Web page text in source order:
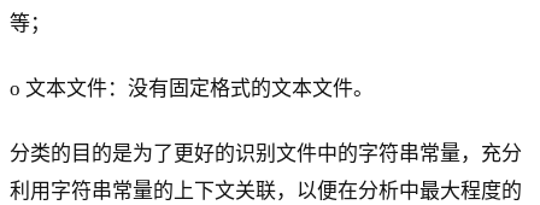
等；
o 文本文件：没有固定格式的文本文件。
分类的目的是为了更好的识别文件中的字符串常量，充分
利用字符串常量的上下文关联，以便在分析中最大程度的